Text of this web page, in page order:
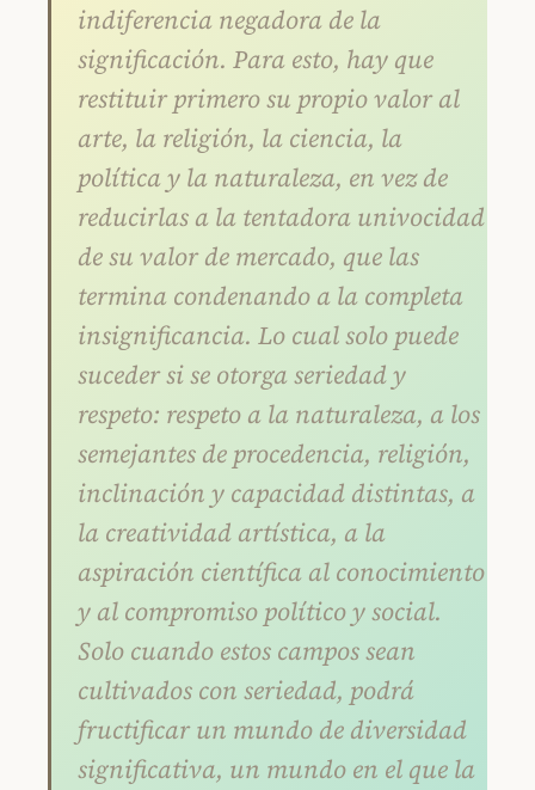
indiferencia negadora de la
significación. Para esto, hay que
restituir primero su propio valor al
arte, la religión, la ciencia, la
política y la naturaleza, en vez de
reducirlas a la tentadora univocidad
de su valor de mercado, que las
termina condenando a la completa
insignificancia. Lo cual solo puede
suceder si se otorga seriedad y
respeto: respeto a la naturaleza, a los
semejantes de procedencia, religión,
inclinación y capacidad distintas, a
la creatividad artística, a la
aspiración científica al conocimiento
y al compromiso político y social.
Solo cuando estos campos sean
cultivados con seriedad, podrá
fructificar un mundo de diversidad
significativa, un mundo en el que la